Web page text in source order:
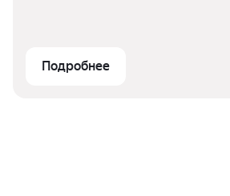
Подробнее